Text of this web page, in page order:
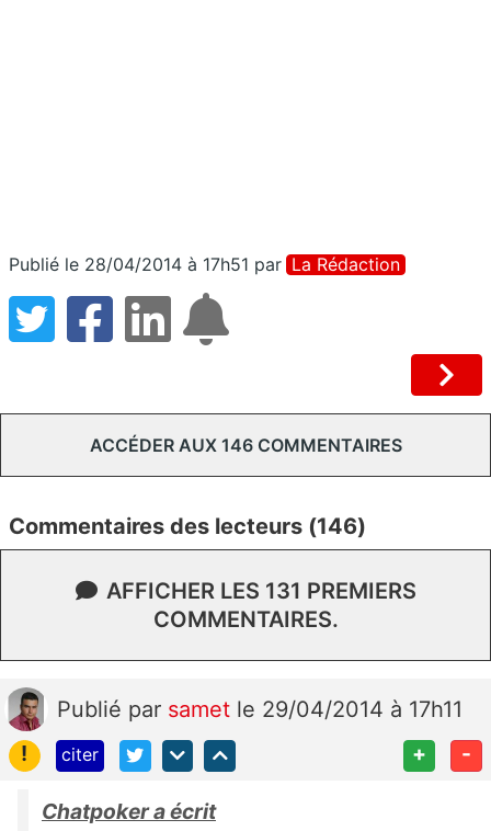
Publié le 28/04/2014 à 17h51 par La Rédaction
ACCÉDER AUX 146 COMMENTAIRES
Commentaires des lecteurs (146)
AFFICHER LES 131 PREMIERS
COMMENTAIRES.
Publié par samet le 29/04/2014 à 17h11
!
citer + -
Chatpoker a écrit